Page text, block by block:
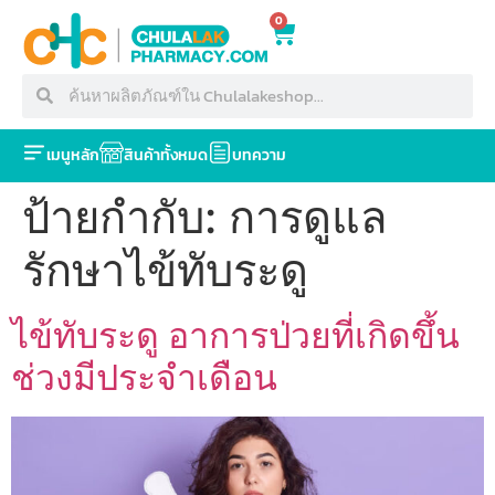
0
เมนูหลัก สินค้าทั้งหมด บทความ
ป้ายกำกับ: การดูแล
รักษาไข้ทับระดู
ไข้ทับระดู อาการป่วยที่เกิดขึ้น
ช่วงมีประจำเดือน